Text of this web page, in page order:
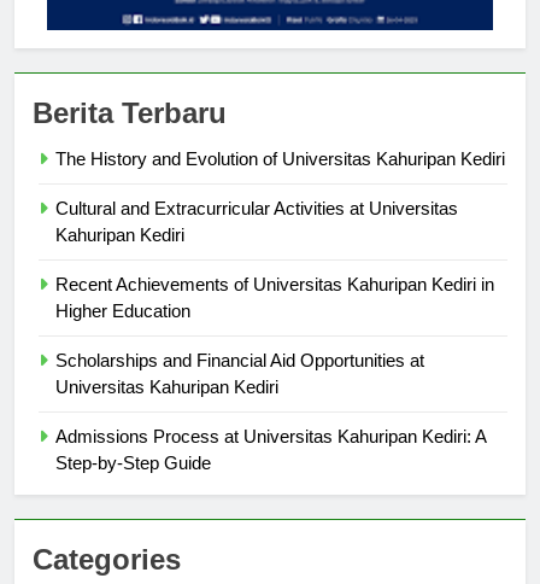
Berita Terbaru
The History and Evolution of Universitas Kahuripan Kediri
Cultural and Extracurricular Activities at Universitas
Kahuripan Kediri
Recent Achievements of Universitas Kahuripan Kediri in
Higher Education
Scholarships and Financial Aid Opportunities at
Universitas Kahuripan Kediri
Admissions Process at Universitas Kahuripan Kediri: A
Step-by-Step Guide
Categories